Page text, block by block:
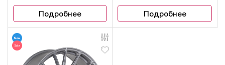
Подробнее Подробнее